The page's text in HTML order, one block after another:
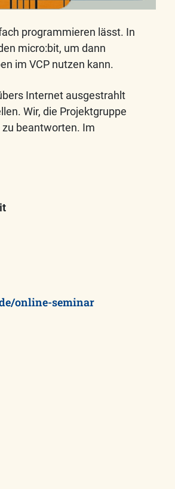
programmieren lässt. In
micro:bit, um dann
im VCP nutzen kann.
Internet ausgestrahlt
Wir, die Projektgruppe
beantworten. Im
online-seminar